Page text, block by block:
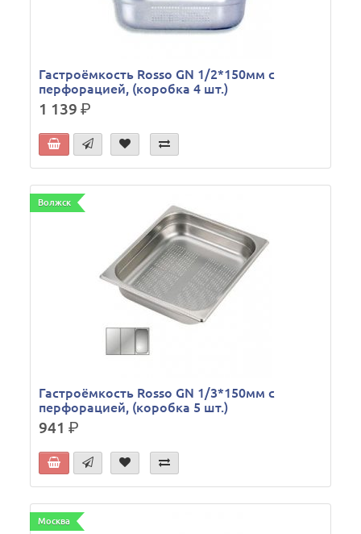
Гастроёмкость Rosso GN 1/2*150мм c
перфорацией, (коробка 4 шт.)
1 139р.
Волжск
Гастроёмкость Rosso GN 1/3*150мм c
перфорацией, (коробка 5 шт.)
941р.
Москва